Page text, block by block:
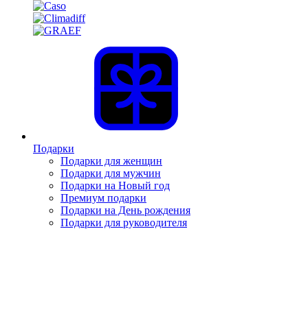
Подарки
Подарки для женщин
Подарки для мужчин
Подарки на Новый год
Премиум подарки
Подарки на День рождения
Подарки для руководителя